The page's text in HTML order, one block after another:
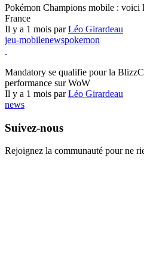
Pokémon Champions mobile : voici
France
Il y a 1 mois parLéo Girardeau
jeu-mobilenewspokemon
Mandatory se qualifie pour la
performance sur WoW
Il y a 1 mois parLéo Girardeau
news
Suivez-nous
Rejoignez la communauté pour ne